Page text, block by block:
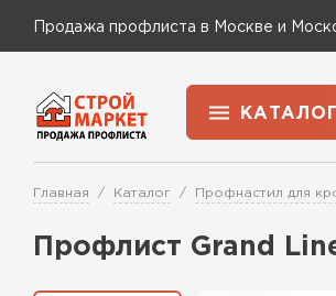
Продажа профлиста в Москве и
КАТАЛОГ
Применение
Для
Главная Каталог Профнастил для
Профлист Grand